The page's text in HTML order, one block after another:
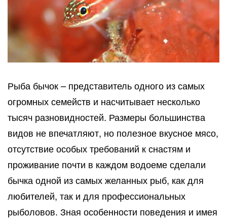
Рыба бычок – представитель одного из самых
огромных семейств и насчитывает несколько
тысяч разновидностей. Размеры большинства
видов не впечатляют, но полезное вкусное мясо,
отсутствие особых требований к снастям и
проживание почти в каждом водоеме сделали
бычка одной из самых желанных рыб, как для
любителей, так и для профессиональных
рыболовов. Зная особенности поведения и имея